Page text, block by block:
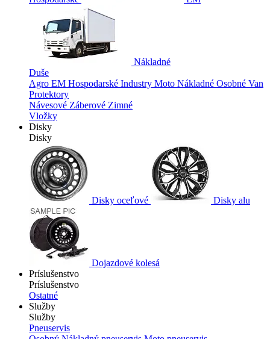
Nákladné
Duše
Agro EM Hospodarské Industry Moto Nákladné Osobné Van
Protektory
Návesové Záberové Zimné
Vložky
Disky
Disky
Disky oceľové Disky alu
Dojazdové kolesá
Príslušenstvo
Príslušenstvo
Ostatné
Služby
Služby
Pneuservis